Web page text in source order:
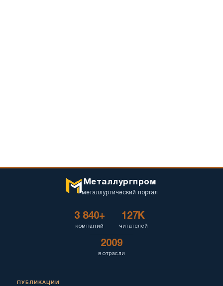
Металлургпром
металлургический портал
3 840+
компаний
127K
читателей
2009
в отрасли
ПУБЛИКАЦИИ